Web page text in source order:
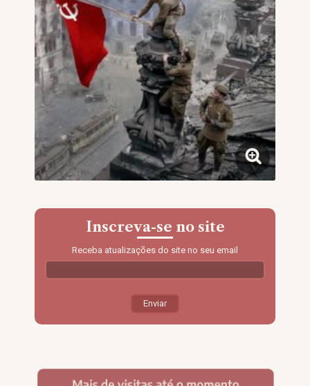
Inscreva-se no site
Receba atualizações do site no seu email